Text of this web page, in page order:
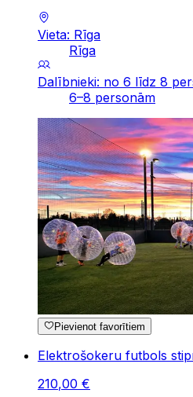
Vieta: Rīga
Rīga
Dalībnieki: no 6 līdz 8
6–8 personām
Pievienot favorītiem
Elektrošokeru futbols
210,00 €